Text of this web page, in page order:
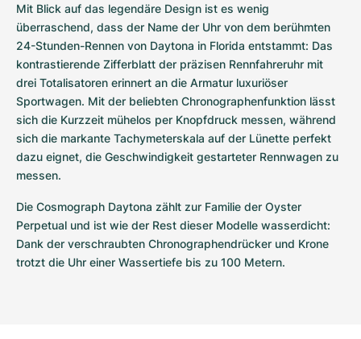
Mit Blick auf das legendäre Design ist es wenig
überraschend, dass der Name der Uhr von dem berühmten
24-Stunden-Rennen von Daytona in Florida entstammt: Das
kontrastierende Zifferblatt der präzisen Rennfahreruhr mit
drei Totalisatoren erinnert an die Armatur luxuriöser
Sportwagen. Mit der beliebten Chronographenfunktion lässt
sich die Kurzzeit mühelos per Knopfdruck messen, während
sich die markante Tachymeterskala auf der Lünette perfekt
dazu eignet, die Geschwindigkeit gestarteter Rennwagen zu
messen.
Die Cosmograph Daytona zählt zur Familie der Oyster
Perpetual und ist wie der Rest dieser Modelle wasserdicht:
Dank der verschraubten Chronographendrücker und Krone
trotzt die Uhr einer Wassertiefe bis zu 100 Metern.